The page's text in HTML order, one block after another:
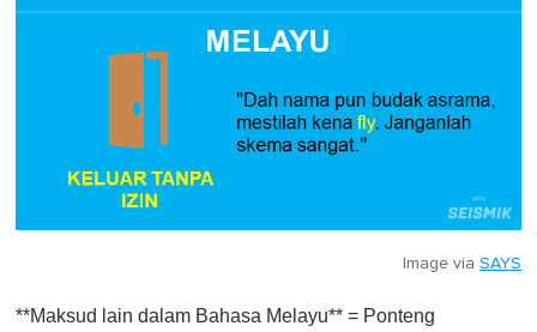
Image via SAYS
**Maksud lain dalam Bahasa Melayu** = Ponteng